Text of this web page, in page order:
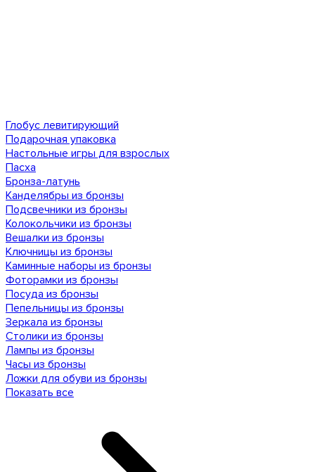
Глобус левитирующий
Подарочная упаковка
Настольные игры для взрослых
Пасха
Бронза-латунь
Канделябры из бронзы
Подсвечники из бронзы
Колокольчики из бронзы
Вешалки из бронзы
Ключницы из бронзы
Каминные наборы из бронзы
Фоторамки из бронзы
Посуда из бронзы
Пепельницы из бронзы
Зеркала из бронзы
Столики из бронзы
Лампы из бронзы
Часы из бронзы
Ложки для обуви из бронзы
Показать все